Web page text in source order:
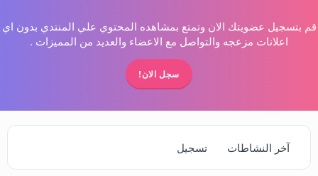
قم بتسجيل عضويتك الان وتمتع بمشاهده المحتوي علي المنتدي بدون اي
اعلانات مزعجه والتواصل مع الاعضاء والعديد من المميزات .
سجل الان!
آخر النشاطات تسجيل